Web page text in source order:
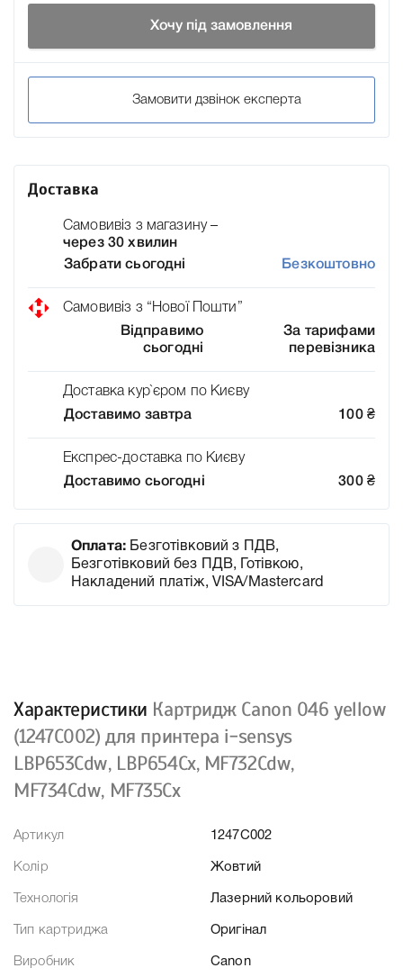
Хочу під замовлення
Замовити дзвінок експерта
Доставка
Самовивіз з магазину –
через 30 хвилин
Забрати сьогодні
Безкоштовно
Самовивіз з “Нової Пошти”
Відправимо
сьогодні
За тарифами
перевізника
Доставка кур`єром по Києву
Доставимо завтра
100 ₴
Експрес-доставка по Києву
Доставимо сьогодні
300 ₴
Оплата: Безготівковий з ПДВ,
Безготівковий без ПДВ, Готівкою,
Накладений платіж, VISA/Mastercard
Характеристики Картридж Canon 046 yellow
(1247C002) для принтера i-sensys
LBP653Cdw, LBP654Cx, MF732Cdw,
MF734Cdw, MF735Cx
Артикул 1247C002
Колір Жовтий
Технологія Лазерний кольоровий
Тип картриджа Оригінал
Виробник Canon